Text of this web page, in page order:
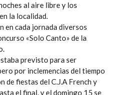
al aire libre y los
la localidad.
en cada jornada diversos
«Solo Canto» de la
previsto para ser
por inclemencias del tiempo
de fiestas del C.J.A French y
el final, y el domingo 15 se